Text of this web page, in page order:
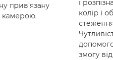
прив’язану
камерою.
і
колір і
змогу